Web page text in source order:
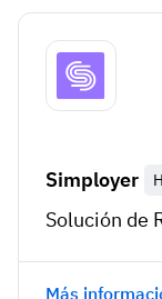
Simployer
Solución de
Más